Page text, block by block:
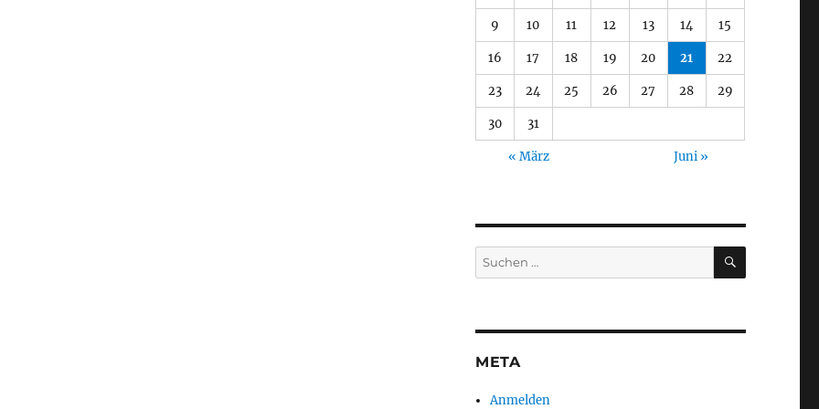
9 10 11 12 13 14 15
16 17 18 19 20 21 22
23 24 25 26 27 28 29
30 31
« März Juni »
Suche
nach:
SUCHEN
META
Anmelden